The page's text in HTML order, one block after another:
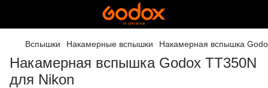
Вспышки Накамерные вспышки Накамерная вспышка
Накамерная вспышка Godox TT350N
для Nikon